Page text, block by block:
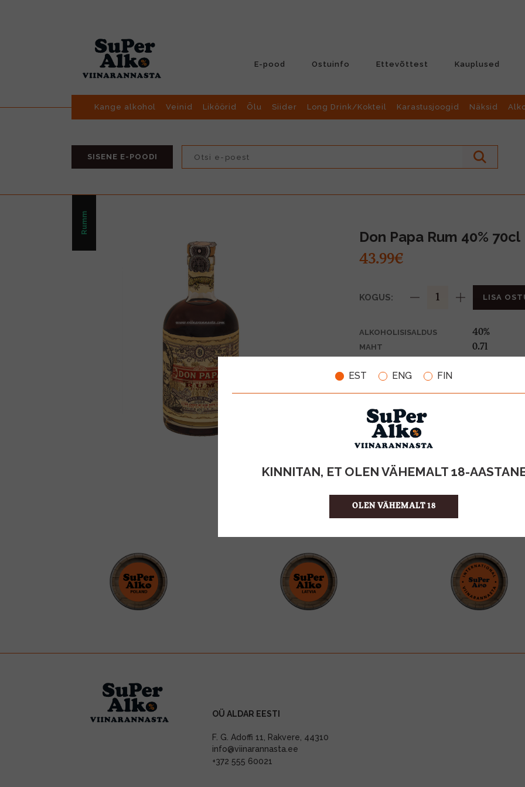
EST ENG FIN
KINNITAN, ET OLEN VÄHEMALT 18-
OLEN VÄHEMALT 18
E-pood Ostuinfo Ettevõttest Kauplused
Kange alkohol Veinid Liköörid Õlu Siider Long Drink/Kokteil Karastusjoogid Näksid
SISENE E-POODI
Rumm
Don Papa Rum 40% 70cl
43.99€
KOGUS: LISA
ALKOHOLISISALDUS 40%
MAHT 0.7l
TOOTE LIIK
ÜHIKU HIND
KOGUS KASTIS
OÜ ALDAR EESTI
F. G. Adoffi 11, Rakvere, 44310
info@viinarannasta.ee
+372 555 60021